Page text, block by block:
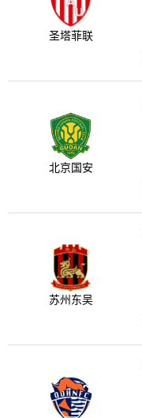
圣塔菲联
北京国安
苏州东吴